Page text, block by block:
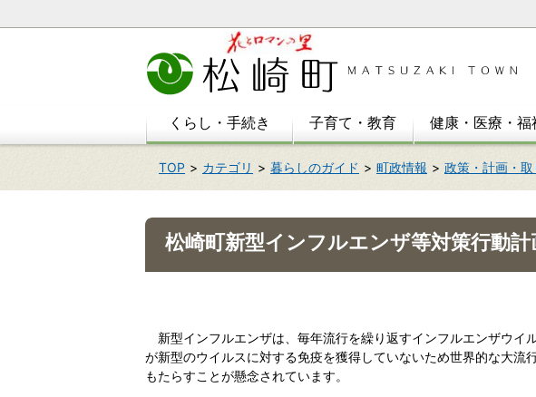
文
移
動
くらし・手続き 子育て・教育 健康・医療・福
TOP カテゴリ 暮らしのガイド 町政情報 政策・計画・取
松崎町新型インフルエンザ等対策行動計
新型インフルエンザは、毎年流行を繰り返すインフルエンザウイ
が新型のウイルスに対する免疫を獲得していないため世界的な大流
もたらすことが懸念されています。